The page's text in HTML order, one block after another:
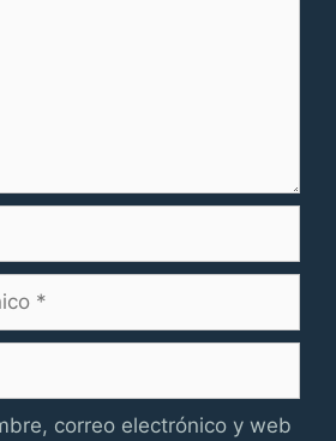
correo electrónico y web